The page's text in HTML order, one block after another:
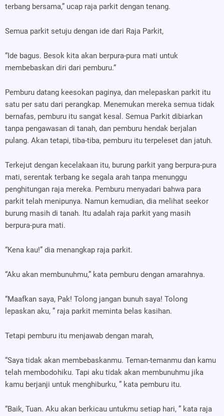
terbang bersama,” ucap raja parkit dengan tenang.
Semua parkit setuju dengan ide dari Raja Parkit,
“Ide bagus. Besok kita akan berpura-pura mati untuk
membebaskan diri dari pemburu.“
Pemburu datang keesokan paginya, dan melepaskan parkit itu
satu per satu dari perangkap. Menemukan mereka semua tidak
bernafas, pemburu itu sangat kesal. Semua Parkit dibiarkan
tanpa pengawasan di tanah, dan pemburu hendak berjalan
pulang. Akan tetapi, tiba-tiba, pemburu itu terpeleset dan jatuh.
Terkejut dengan kecelakaan itu, burung parkit yang berpura-pura
mati, serentak terbang ke segala arah tanpa menunggu
penghitungan raja mereka. Pemburu menyadari bahwa para
parkit telah menipunya. Namun kemudian, dia melihat seekor
burung masih di tanah. Itu adalah raja parkit yang masih
berpura-pura mati.
“Kena kau!” dia menangkap raja parkit.
“Aku akan membunuhmu,” kata pemburu dengan amarahnya.
“Maafkan saya, Pak! Tolong jangan bunuh saya! Tolong
lepaskan aku, ” raja parkit meminta belas kasihan.
Tetapi pemburu itu menjawab dengan marah,
“Saya tidak akan membebaskanmu. Teman-temanmu dan kamu
telah membodohiku. Tapi aku tidak akan membunuhmu jika
kamu berjanji untuk menghiburku, ” kata pemburu itu.
“Baik, Tuan. Aku akan berkicau untukmu setiap hari, ” kata raja